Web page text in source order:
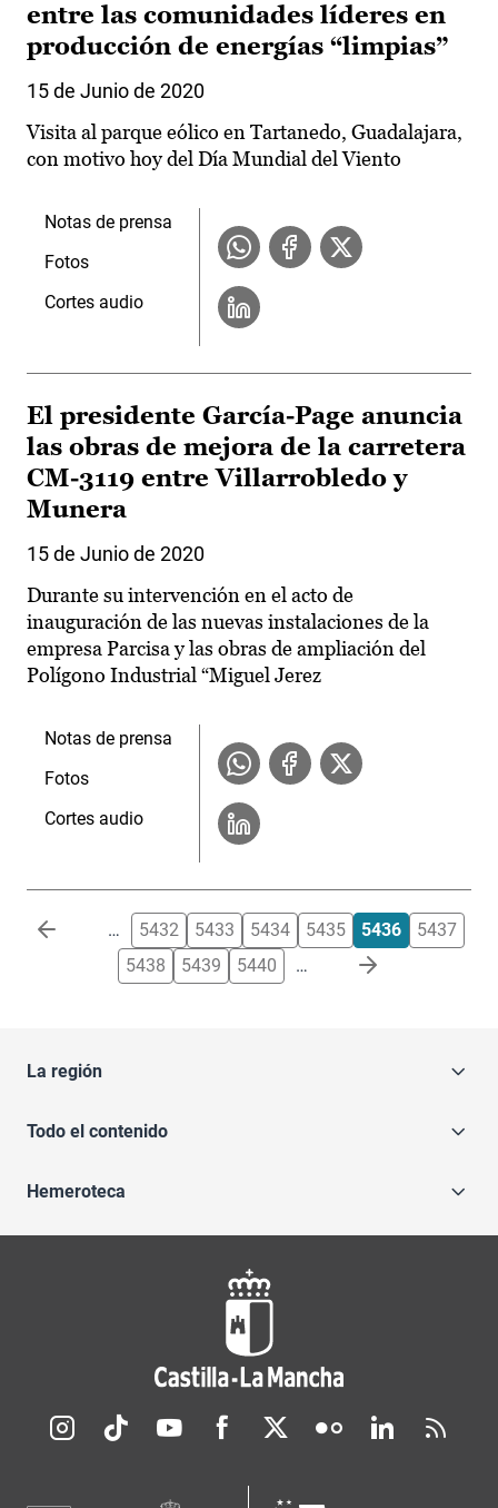
entre las comunidades líderes en
producción de energías “limpias”
15 de Junio de 2020
Visita al parque eólico en Tartanedo, Guadalajara,
con motivo hoy del Día Mundial del Viento
Notas de prensa
Fotos
Cortes audio
El presidente García-Page anuncia
las obras de mejora de la carretera
CM-3119 entre Villarrobledo y
Munera
15 de Junio de 2020
Durante su intervención en el acto de
inauguración de las nuevas instalaciones de la
empresa Parcisa y las obras de ampliación del
Polígono Industrial “Miguel Jerez
Notas de prensa
Fotos
Cortes audio
Paginación … 5432 5433 5434 5435 5436
5437
5438
5439 5440 …
La región
Todo el contenido
Hemeroteca
Redes sociales JCCM